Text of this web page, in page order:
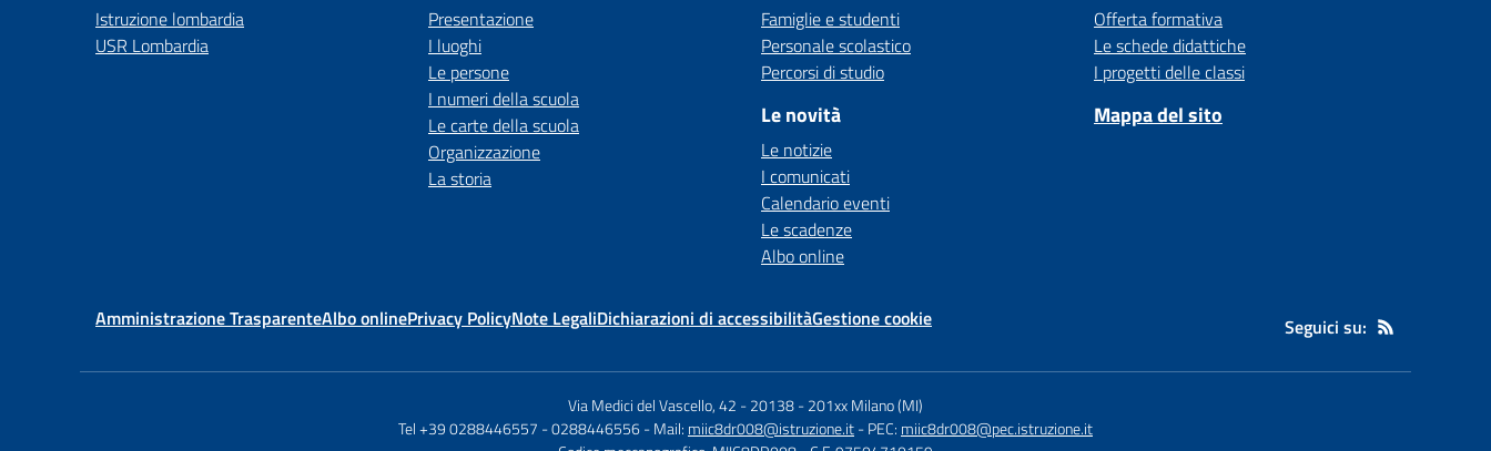
Istruzione lombardia
USR Lombardia
Presentazione
I luoghi
Le persone
I numeri della scuola
Le carte della scuola
Organizzazione
La storia
Famiglie e studenti
Personale scolastico
Percorsi di studio
Le novità
Le notizie
I comunicati
Calendario eventi
Le scadenze
Albo online
Offerta formativa
Le schede didattiche
I progetti delle classi
Mappa del sito
Amministrazione TrasparenteAlbo onlinePrivacy PolicyNote LegaliDichiarazioni di accessibilitàGestione cookie Seguici su:
Via Medici del Vascello, 42 - 20138-201xx Milano (MI)
Tel +39 0288446557 - 0288446556- Mail: miic8dr008@istruzione.it- PEC: miic8dr008@pec.istruzione.it